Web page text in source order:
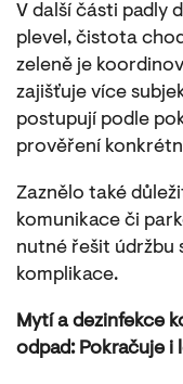
V další části padly
plevel, čistota
zeleně je
zajišťuje více
postupují podle
prověření
Zaznělo také
komunikace či
nutné řešit údržbu
komplikace.
Mytí a dezinfekce
odpad: Pokračuje i